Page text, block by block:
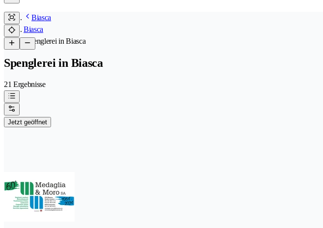
Biasca
Biasca
/Spenglerei in Biasca
Spenglerei in Biasca
21 Ergebnisse
Jetzt geöffnet